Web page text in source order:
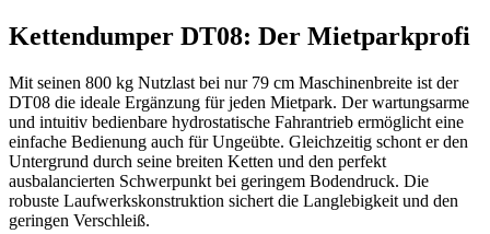
Kettendumper DT08: Der Mietparkprofi
Mit seinen 800 kg Nutzlast bei nur 79 cm Maschinenbreite ist der
DT08 die ideale Ergänzung für jeden Mietpark. Der wartungsarme
und intuitiv bedienbare hydrostatische Fahrantrieb ermöglicht eine
einfache Bedienung auch für Ungeübte. Gleichzeitig schont er den
Untergrund durch seine breiten Ketten und den perfekt
ausbalancierten Schwerpunkt bei geringem Bodendruck. Die
robuste Laufwerkskonstruktion sichert die Langlebigkeit und den
geringen Verschleiß.